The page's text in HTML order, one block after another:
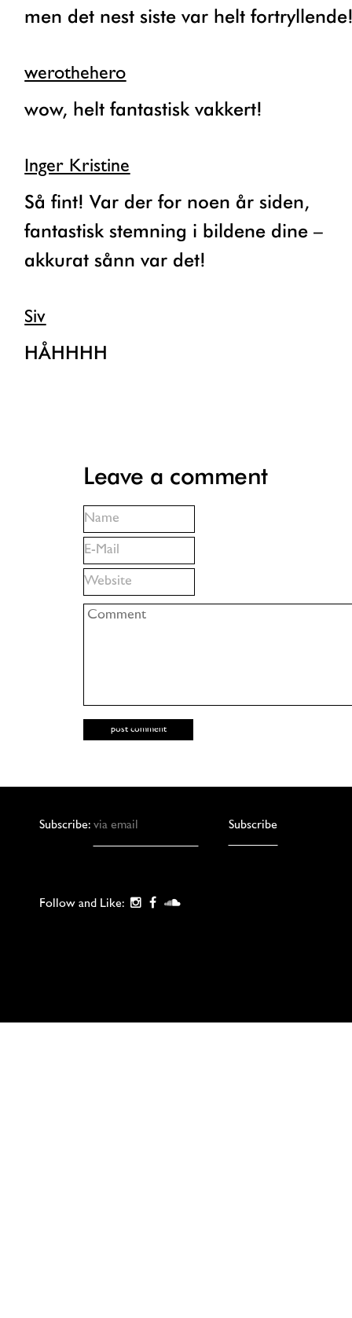
men det nest siste var helt
werothehero
wow, helt fantastisk vakkert!
Inger Kristine
Så fint! Var der for noen år siden,
fantastisk stemning i bildene dine –
akkurat sånn var det!
Siv
HÅHHHH
Leave a comment
Subscribe:
Follow and Like: